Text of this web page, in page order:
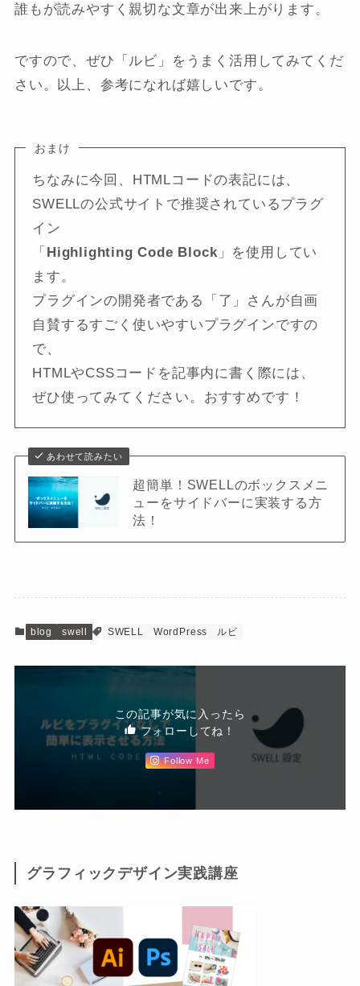
誰もが読みやすく親切な文章が出来上がります。
ですので、ぜひ「ルビ」をうまく活用してみてくだ
さい。以上、参考になれば嬉しいです。
おまけ
ちなみに今回、HTMLコードの表記には、
SWELLの公式サイトで推奨されているプラグ
イン
「 Highlighting Code Block」を使用してい
ます。
プラグインの開発者である「了」さんが自画
自賛するすごく使いやすいプラグインですの
で、
HTMLやCSSコードを記事内に書く際には、
ぜひ使ってみてください。おすすめです！
あわせて読みたい
超簡単！SWELLのボックスメニ
ューをサイドバーに実装する方
法！
blog swell SWELL WordPress ルビ
この記事が気に入ったら
フォローしてね！
Follow Me
グラフィックデザイン実践講座